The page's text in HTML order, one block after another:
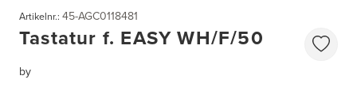
Artikelnr.: 45-AGC0118481
Tastatur f. EASY WH/F/50
by